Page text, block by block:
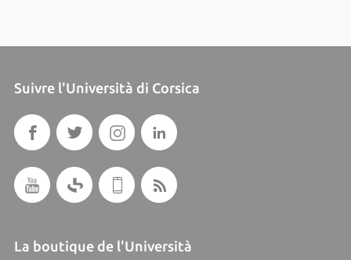
Suivre l'Università di Corsica
La boutique de l'Università